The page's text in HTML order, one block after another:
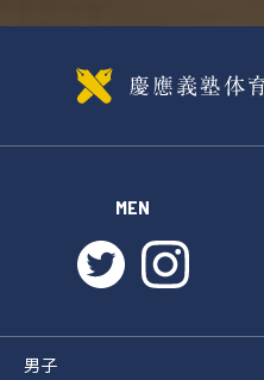
MEN
twitterinstagram
男子